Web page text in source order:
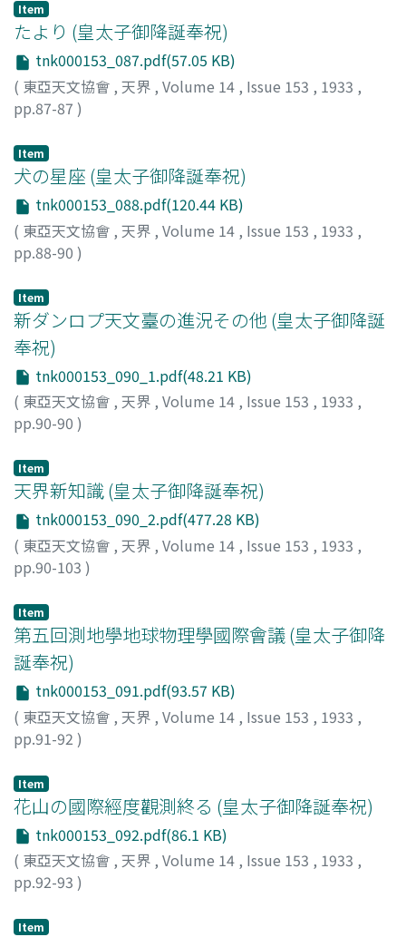
Item
たより (皇太子御降誕奉祝)
tnk000153_087.pdf(57.05 KB)
( 東亞天文協會 , 天界 , Volume 14 , Issue 153 , 1933 ,
pp.87-87 )
Item
犬の星座 (皇太子御降誕奉祝)
tnk000153_088.pdf(120.44 KB)
( 東亞天文協會 , 天界 , Volume 14 , Issue 153 , 1933 ,
pp.88-90 )
Item
新ダンロプ天文臺の進況その他 (皇太子御降誕
奉祝)
tnk000153_090_1.pdf(48.21 KB)
( 東亞天文協會 , 天界 , Volume 14 , Issue 153 , 1933 ,
pp.90-90 )
Item
天界新知識 (皇太子御降誕奉祝)
tnk000153_090_2.pdf(477.28 KB)
( 東亞天文協會 , 天界 , Volume 14 , Issue 153 , 1933 ,
pp.90-103 )
Item
第五回測地學地球物理學國際會議 (皇太子御降
誕奉祝)
tnk000153_091.pdf(93.57 KB)
( 東亞天文協會 , 天界 , Volume 14 , Issue 153 , 1933 ,
pp.91-92 )
Item
花山の國際經度觀測終る (皇太子御降誕奉祝)
tnk000153_092.pdf(86.1 KB)
( 東亞天文協會 , 天界 , Volume 14 , Issue 153 , 1933 ,
pp.92-93 )
Item